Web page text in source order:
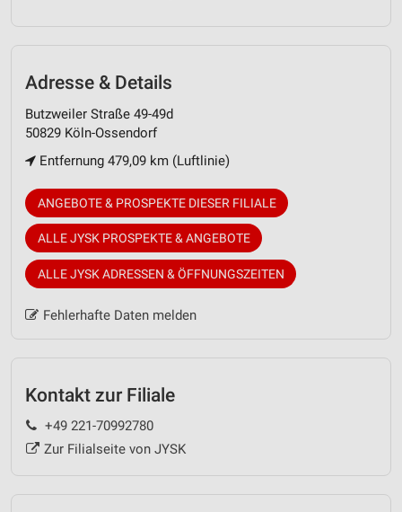
Adresse & Details
Butzweiler Straße 49-49d
50829 Köln-Ossendorf
Entfernung 479,09 km (Luftlinie)
ANGEBOTE & PROSPEKTE DIESER FILIALE
ALLE JYSK PROSPEKTE & ANGEBOTE
ALLE JYSK ADRESSEN & ÖFFNUNGSZEITEN
Fehlerhafte Daten melden
Kontakt zur Filiale
+49 221-70992780
Zur Filialseite von JYSK